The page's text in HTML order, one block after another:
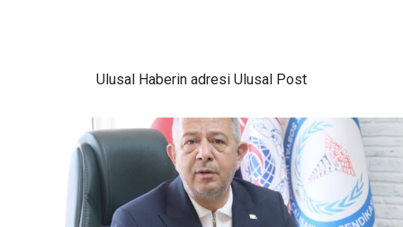
Ulusal Haberin adresi Ulusal Post